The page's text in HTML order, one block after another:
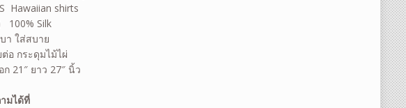
Hawaiian shirts
100% Silk
า ใส่สบาย
อ กระดุมไม้ไผ่
ก 21″ ยาว 27″ นิ้ว
มได้ที่